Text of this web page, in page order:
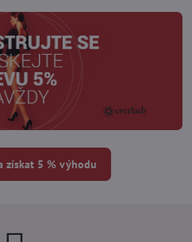
získat 5 % výhodu